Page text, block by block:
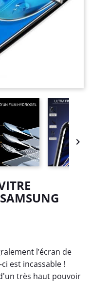

l’écran de
est incassable !
très haut pouvoir